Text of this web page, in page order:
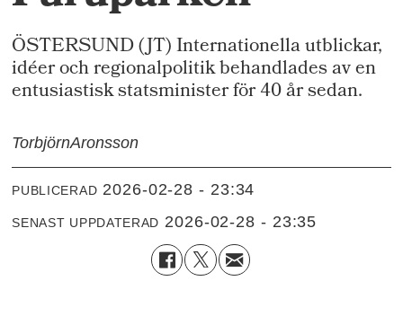
ÖSTERSUND (JT) Internationella utblickar,
idéer och regionalpolitik behandlades av en
entusiastisk statsminister för 40 år sedan.
TorbjörnAronsson
PUBLICERAD 2026-02-28 - 23:34
SENAST UPPDATERAD 2026-02-28 - 23:35